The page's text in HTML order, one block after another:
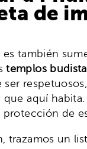
de
es también
templos
ser
aquí
protección de
trazamos un